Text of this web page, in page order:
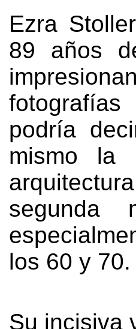
Ezra
89 años
podría
mismo la
segunda
los 60 y 70.
Su incisiva